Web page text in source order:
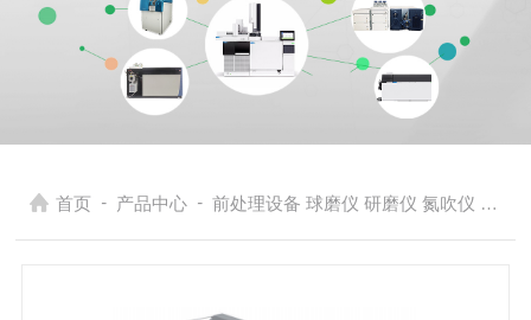
首页 - 产品中心 - 前处理设备 球磨仪 研磨仪 氮吹仪 固相萃取